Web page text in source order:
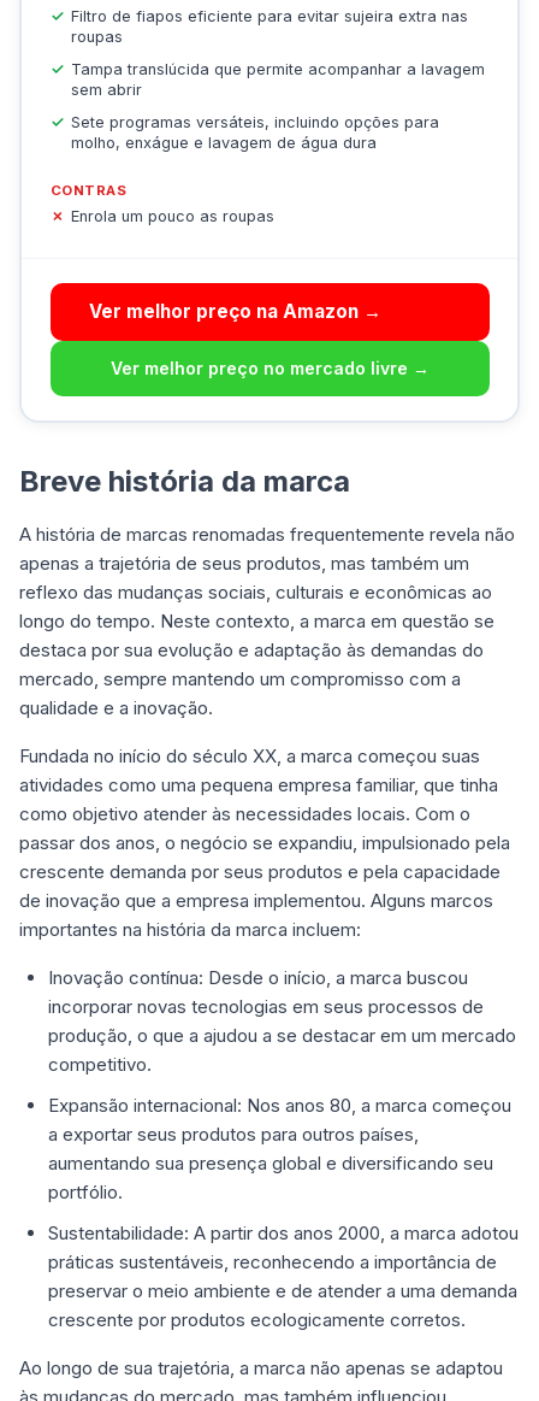
Filtro de fiapos eficiente para evitar sujeira extra nas
roupas
Tampa translúcida que permite acompanhar a lavagem
sem abrir
Sete programas versáteis, incluindo opções para
molho, enxágue e lavagem de água dura
CONTRAS
Enrola um pouco as roupas
Ver melhor preço na Amazon →
Ver melhor preço no mercado livre →
Breve história da marca
A história de marcas renomadas frequentemente revela não
apenas a trajetória de seus produtos, mas também um
reflexo das mudanças sociais, culturais e econômicas ao
longo do tempo. Neste contexto, a marca em questão se
destaca por sua evolução e adaptação às demandas do
mercado, sempre mantendo um compromisso com a
qualidade e a inovação.
Fundada no início do século XX, a marca começou suas
atividades como uma pequena empresa familiar, que tinha
como objetivo atender às necessidades locais. Com o
passar dos anos, o negócio se expandiu, impulsionado pela
crescente demanda por seus produtos e pela capacidade
de inovação que a empresa implementou. Alguns marcos
importantes na história da marca incluem:
Inovação contínua: Desde o início, a marca buscou
incorporar novas tecnologias em seus processos de
produção, o que a ajudou a se destacar em um mercado
competitivo.
Expansão internacional: Nos anos 80, a marca começou
a exportar seus produtos para outros países,
aumentando sua presença global e diversificando seu
portfólio.
Sustentabilidade: A partir dos anos 2000, a marca adotou
práticas sustentáveis, reconhecendo a importância de
preservar o meio ambiente e de atender a uma demanda
crescente por produtos ecologicamente corretos.
Ao longo de sua trajetória, a marca não apenas se adaptou
às mudanças do mercado, mas também influenciou